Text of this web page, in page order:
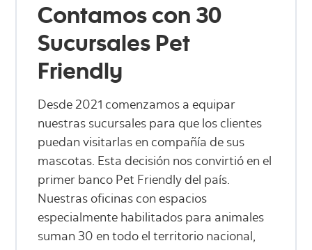
Contamos con 30
Sucursales Pet
Friendly
Desde 2021 comenzamos a equipar
nuestras sucursales para que los clientes
puedan visitarlas en compañía de sus
mascotas. Esta decisión nos convirtió en el
primer banco Pet Friendly del país.
Nuestras oficinas con espacios
especialmente habilitados para animales
suman 30 en todo el territorio nacional,